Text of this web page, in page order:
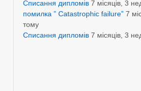
Списання дипломів 7 місяців, 3
помилка ” Catastrophic failure” 7
тому
Списання дипломів 7 місяців, 3